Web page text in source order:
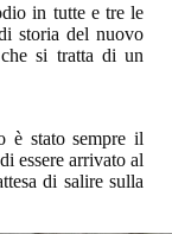
in tutte e tre le
storia del nuovo
si tratta di un
è stato sempre il
essere arrivato al
di salire sulla